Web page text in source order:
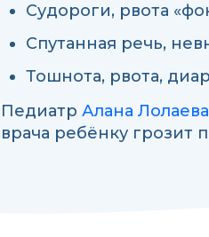
Судороги, рвота
Спутанная речь,
Тошнота, рвота,
Педиатр Алана Лолаева
врача ребёнку